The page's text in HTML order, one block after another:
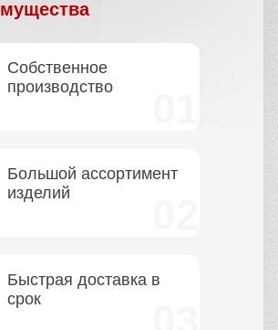
Собственное
производство
Большой ассортимент
изделий
Быстрая доставка в
срок